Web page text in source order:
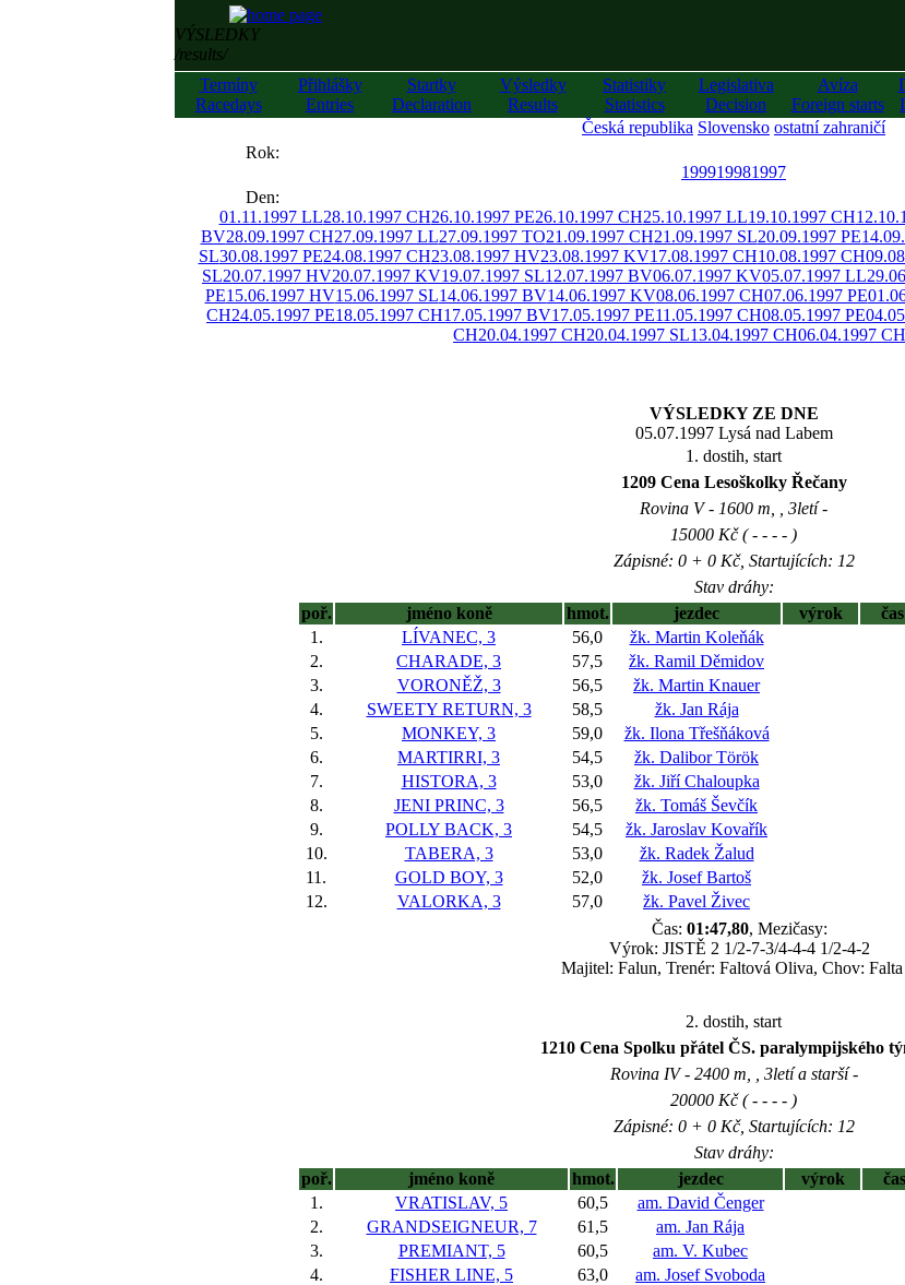
VÝSLEDKY
/results/
Termíny
Racedays
Přihlášky
Entries
Startky
Declaration
Výsledky
Results
Statistiky
Statistics
Legislativa
Decision
Avíza
Foreign starts
Česká republika Slovensko ostatní zahraničí
Rok:
199919981997
Den:
01.11.1997 LL28.10.1997 CH26.10.1997 PE26.10.1997 CH25.10.1997 LL19.10.1997 CH
BV28.09.1997 CH27.09.1997 LL27.09.1997 TO21.09.1997 CH21.09.1997 SL20.09.1997 PE
SL30.08.1997 PE24.08.1997 CH23.08.1997 HV23.08.1997 KV17.08.1997 CH10.08.1997 CH
SL20.07.1997 HV20.07.1997 KV19.07.1997 SL12.07.1997 BV06.07.1997 KV05.07.1997 LL
PE15.06.1997 HV15.06.1997 SL14.06.1997 BV14.06.1997 KV08.06.1997 CH07.06.1997 PE
CH24.05.1997 PE18.05.1997 CH17.05.1997 BV17.05.1997 PE11.05.1997 CH08.05.1997 PE
CH20.04.1997 CH20.04.1997 SL13.04.1997 CH06.04.1997 CH
VÝSLEDKY ZE DNE
05.07.1997 Lysá nad Labem
1. dostih, start
1209 Cena Lesoškolky Řečany
Rovina V - 1600 m, , 3letí -
15000 Kč ( - - - - )
Zápisné: 0 + 0 Kč, Startujících: 12
Stav dráhy:
poř.
jméno koně hmot. jezdec výrok čas
1.
LÍVANEC, 3 56,0 žk. Martin Koleňák
2.
CHARADE, 3 57,5 žk. Ramil Děmidov
3.
VORONĚŽ, 3 56,5 žk. Martin Knauer
4.
SWEETY RETURN, 3 58,5 žk. Jan Rája
5.
MONKEY, 3 59,0 žk. Ilona Třešňáková
6.
MARTIRRI, 3 54,5 žk. Dalibor Török
7.
HISTORA, 3 53,0 žk. Jiří Chaloupka
8.
JENI PRINC, 3 56,5 žk. Tomáš Ševčík
9.
POLLY BACK, 3 54,5 žk. Jaroslav Kovařík
10.
TABERA, 3 53,0 žk. Radek Žalud
11.
GOLD BOY, 3 52,0 žk. Josef Bartoš
12.
VALORKA, 3 57,0 žk. Pavel Živec
Čas: 01:47,80, Mezičasy:
Výrok: JISTĚ 2 1/2-7-3/4-4-4 1/2-4-2
Majitel: Falun, Trenér: Faltová Oliva, Chov:
2. dostih, start
1210 Cena Spolku přátel ČS. paralympijského
Rovina IV - 2400 m, , 3letí a starší -
20000 Kč ( - - - - )
Zápisné: 0 + 0 Kč, Startujících: 12
Stav dráhy:
poř.
jméno koně hmot. jezdec výrok čas
1.
VRATISLAV, 5 60,5 am. David Čenger
2.
GRANDSEIGNEUR, 7 61,5 am. Jan Rája
3.
PREMIANT, 5 60,5 am. V. Kubec
4.
FISHER LINE, 5 63,0 am. Josef Svoboda